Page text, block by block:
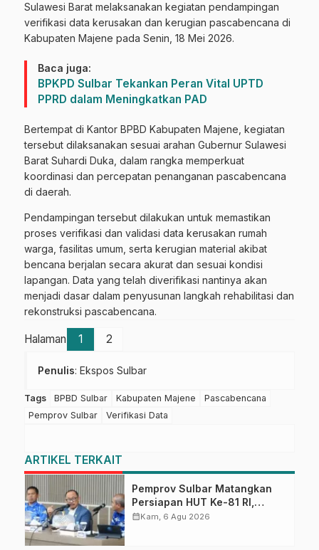
Sulawesi Barat melaksanakan kegiatan pendampingan
verifikasi data kerusakan dan kerugian pascabencana di
Kabupaten Majene pada Senin, 18 Mei 2026.
Baca juga:
BPKPD Sulbar Tekankan Peran Vital UPTD
PPRD dalam Meningkatkan PAD
Bertempat di Kantor BPBD Kabupaten Majene, kegiatan
tersebut dilaksanakan sesuai arahan Gubernur Sulawesi
Barat Suhardi Duka, dalam rangka memperkuat
koordinasi dan percepatan penanganan pascabencana
di daerah.
Pendampingan tersebut dilakukan untuk memastikan
proses verifikasi dan validasi data kerusakan rumah
warga, fasilitas umum, serta kerugian material akibat
bencana berjalan secara akurat dan sesuai kondisi
lapangan. Data yang telah diverifikasi nantinya akan
menjadi dasar dalam penyusunan langkah rehabilitasi dan
rekonstruksi pascabencana.
Halaman 1 2
Penulis: Ekspos Sulbar
Tags BPBD Sulbar Kabupaten Majene
Pascabencana
Pemprov Sulbar
Verifikasi Data
ARTIKEL TERKAIT
Pemprov Sulbar Matangkan
Persiapan HUT Ke-81 RI,
Puncak Upacara di Lapangan
calendar_monthKam, 6 Agu 2026